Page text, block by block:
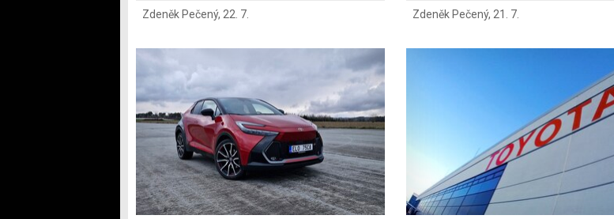
Zdeněk Pečený, 22. 7. Zdeněk Pečený,21. 7.